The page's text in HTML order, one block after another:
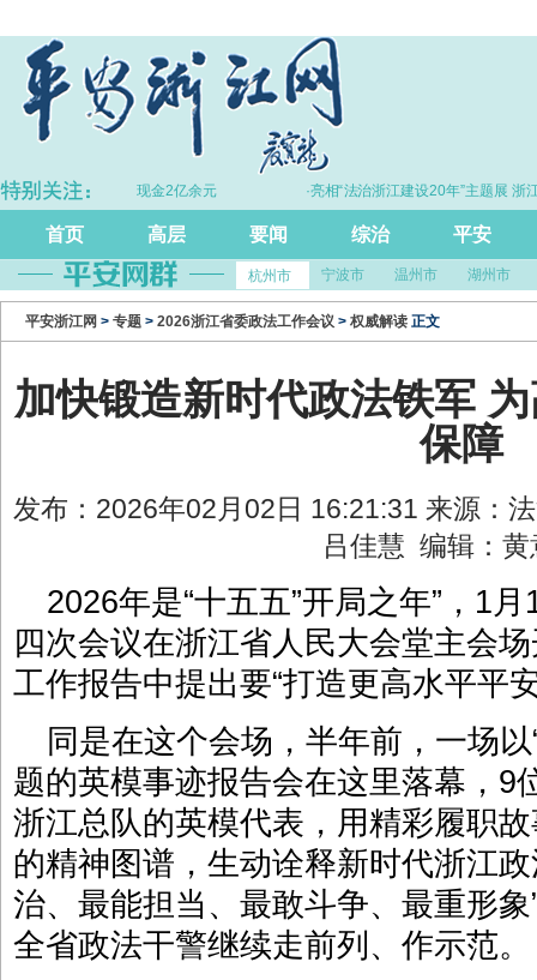
30余千克、现金2亿余元
·亮相“法治浙江建设20年”主题展 浙江打造的
首页 高层 要闻 综治 平安
杭州市 宁波市 温州市 湖州市
平安浙江网 > 专题 > 2026浙江省委政法工作会议 > 权威解读 正文
加快锻造新时代政法铁军
保障
发布：2026年02月02日 16:21:31 来源：
吕佳慧 编辑：
2026年是“十五五”开局之年”，1
四次会议在浙江省人民大会堂主会
工作报告中提出要“打造更高水平平
同是在这个会场，半年前，一场
题的英模事迹报告会在这里落幕，9
浙江总队的英模代表，用精彩履职
的精神图谱，生动诠释新时代浙江
治、最能担当、最敢斗争、最重形
全省政法干警继续走前列、作示范。